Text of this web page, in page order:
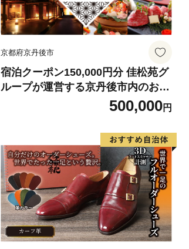
京都府京丹後市
宿泊クーポン150,000円分 佳松苑グ
ループが運営する京丹後市内のお宿
でご利用いただけます。500,000円